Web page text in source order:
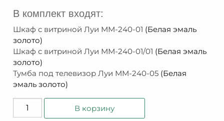
В комплект входят:
Шкаф с витриной Луи ММ-240-01 (Белая эмаль
золото)
Шкаф с витриной Луи ММ-240-01/01 (Белая эмаль
золото)
Тумба под телевизор Луи ММ-240-05 (Белая
эмаль золото)
Количество
товара
В корзину